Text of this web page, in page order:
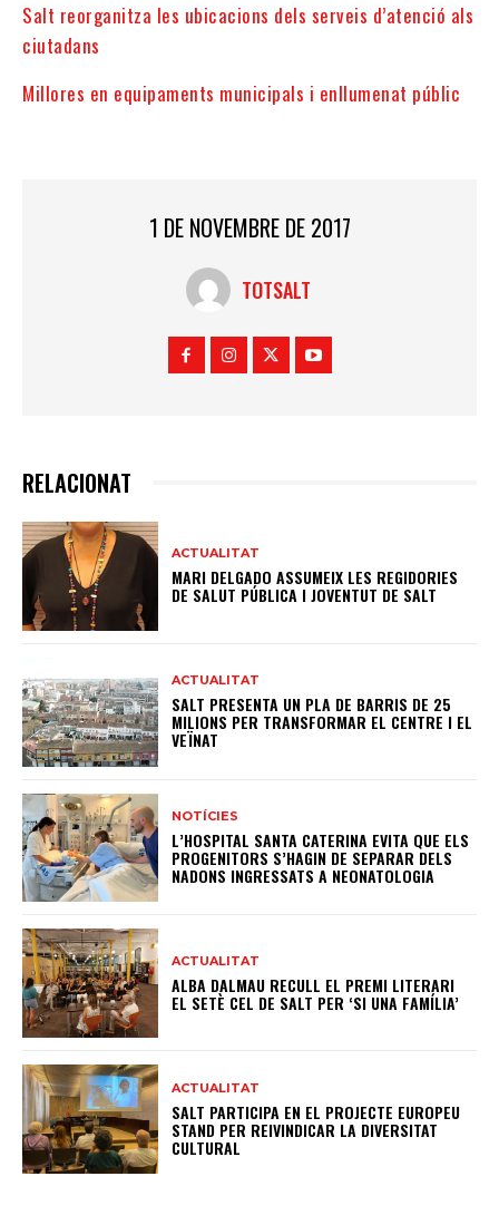
Salt reorganitza les ubicacions dels serveis d’atenció als
ciutadans
Millores en equipaments municipals i enllumenat públic
1 DE NOVEMBRE DE 2017
TOTSALT
RELACIONAT
ACTUALITAT
MARI DELGADO ASSUMEIX LES REGIDORIES
DE SALUT PÚBLICA I JOVENTUT DE SALT
ACTUALITAT
SALT PRESENTA UN PLA DE BARRIS DE 25
MILIONS PER TRANSFORMAR EL CENTRE I EL
VEÏNAT
NOTÍCIES
L’HOSPITAL SANTA CATERINA EVITA QUE ELS
PROGENITORS S’HAGIN DE SEPARAR DELS
NADONS INGRESSATS A NEONATOLOGIA
ACTUALITAT
ALBA DALMAU RECULL EL PREMI LITERARI
EL SETÈ CEL DE SALT PER ‘SI UNA FAMÍLIA’
ACTUALITAT
SALT PARTICIPA EN EL PROJECTE EUROPEU
STAND PER REIVINDICAR LA DIVERSITAT
CULTURAL